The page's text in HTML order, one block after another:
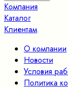
Компания
Каталог
Клиентам
О компании
Новости
Условия
Политика